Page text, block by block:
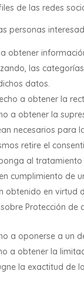
de las redes
personas
obtener
las
datos.
a obtener la
a obtener la
necesarios para
retire el
al tratamiento
cumplimiento de
obtenido en virtud
Protección de
a oponerse a un
a obtener la
la exactitud de